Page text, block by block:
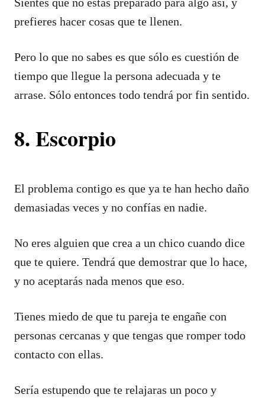
prefieres hacer cosas que te llenen.
Pero lo que no sabes es que sólo es cuestión de
tiempo que llegue la persona adecuada y te
arrase. Sólo entonces todo tendrá por fin sentido.
8. Escorpio
El problema contigo es que ya te han hecho daño
demasiadas veces y no confías en nadie.
No eres alguien que crea a un chico cuando dice
que te quiere. Tendrá que demostrar que lo hace,
y no aceptarás nada menos que eso.
Tienes miedo de que tu pareja te engañe con
personas cercanas y que tengas que romper todo
contacto con ellas.
Sería estupendo que te relajaras un poco y